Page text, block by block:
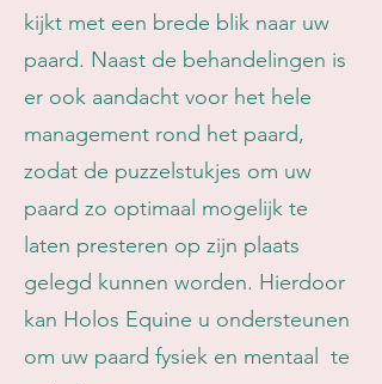
kijkt met een brede blik naar uw
paard. Naast de behandelingen is
er ook aandacht voor het hele
management rond het paard,
zodat de puzzelstukjes om uw
paard zo optimaal mogelijk te
laten presteren op zijn plaats
gelegd kunnen worden. Hierdoor
kan Holos Equine u ondersteunen
om uw paard fysiek en mentaal te